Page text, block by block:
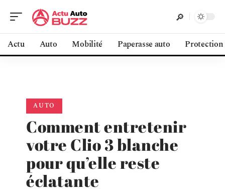
Actu Auto Mobilité Paperasse auto Protection
AUTO
Comment entretenir
votre Clio 3 blanche
pour qu’elle reste
éclatante